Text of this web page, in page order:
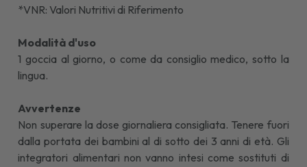
*VNR: Valori Nutritivi di Riferimento
Modalità d'uso
1 goccia al giorno, o come da consiglio medico, sotto la
lingua.
Avvertenze
Non superare la dose giornaliera consigliata. Tenere fuori
dalla portata dei bambini al di sotto dei 3 anni di età. Gli
integratori alimentari non vanno intesi come sostituti di